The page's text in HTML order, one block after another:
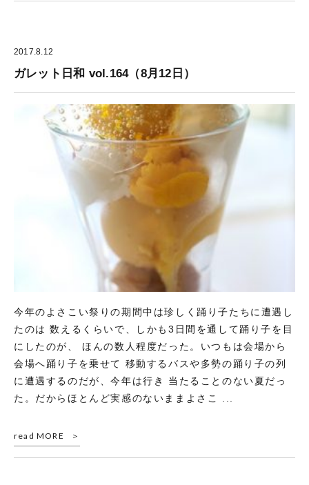
2017.8.12
ガレット日和 vol.164（8月12日）
今年のよさこい祭りの期間中は珍しく踊り子たちに遭遇し
たのは 数えるくらいで、しかも3日間を通して踊り子を目
にしたのが、 ほんの数人程度だった。いつもは会場から
会場へ踊り子を乗せて 移動するバスや多勢の踊り子の列
に遭遇するのだが、今年は行き 当たることのない夏だっ
た。だからほとんど実感のないままよさこ ...
read MORE